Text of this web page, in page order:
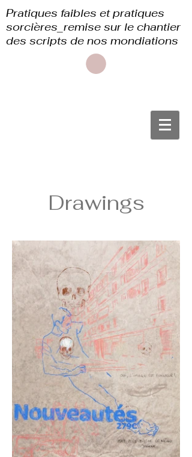
Pratiques faibles et pratiques
sorcières_remise sur le chantier
des scripts de nos mondiations
Drawings